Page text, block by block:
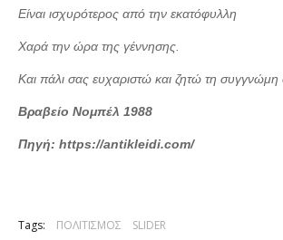
Είναι ισχυρότερος από την εκατόφυλλη
Χαρά την ώρα της γέννησης.
Και πάλι σας ευχαριστώ και ζητώ τη συγγνώμη
Βραβείο Νομπέλ 1988
Πηγή: https://antikleidi.com/
Tags: ΠΟΛΙΤΙΣΜΟΣ SLIDER